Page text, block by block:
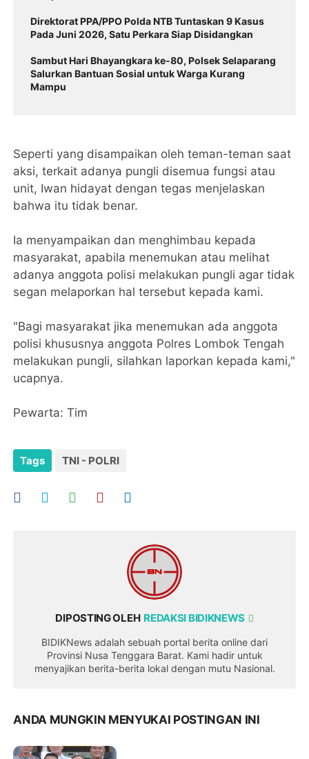
Direktorat PPA/PPO Polda NTB Tuntaskan 9 Kasus
Pada Juni 2026, Satu Perkara Siap Disidangkan ‎
‎Sambut Hari Bhayangkara ke-80, Polsek Selaparang
Salurkan Bantuan Sosial untuk Warga Kurang
Mampu
Seperti yang disampaikan oleh teman-teman saat
aksi, terkait adanya pungli disemua fungsi atau
unit, Iwan hidayat dengan tegas menjelaskan
bahwa itu tidak benar.
Ia menyampaikan dan menghimbau kepada
masyarakat, apabila menemukan atau melihat
adanya anggota polisi melakukan pungli agar tidak
segan melaporkan hal tersebut kepada kami.
"Bagi masyarakat jika menemukan ada anggota
polisi khususnya anggota Polres Lombok Tengah
melakukan pungli, silahkan laporkan kepada kami,"
ucapnya.
Pewarta: Tim
Tags TNI - POLRI
DIPOSTING OLEH REDAKSI BIDIKNEWS
BIDIKNews adalah sebuah portal berita online dari
Provinsi Nusa Tenggara Barat. Kami hadir untuk
menyajikan berita-berita lokal dengan mutu Nasional.
ANDA MUNGKIN MENYUKAI POSTINGAN INI